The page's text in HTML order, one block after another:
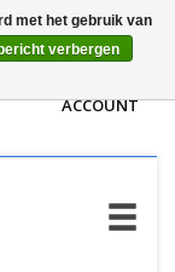
WINKELWAGEN
ACCOUNT
met het gebruik van
verbergen